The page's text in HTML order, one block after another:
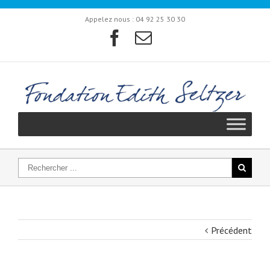
Appelez nous : 04 92 25 30 30
Précédent